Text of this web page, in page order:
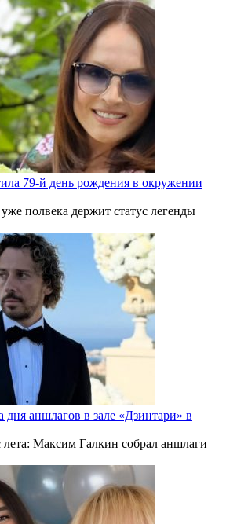
79-й день рождения в окружении
полвека держит статус легенды
аншлагов в зале «Дзинтари» в
Максим Галкин собрал аншлаги